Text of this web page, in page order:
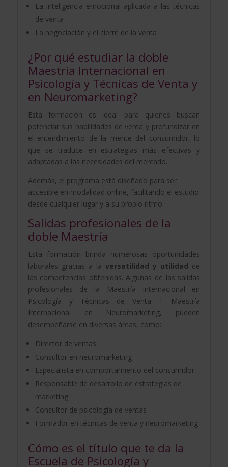
La inteligencia emocional aplicada a las técnicas
de venta
La negociación y el cierre de la venta
¿Por qué estudiar la doble
Maestría Internacional en
Psicología y Técnicas de Venta y
en Neuromarketing?
Esta formación es ideal para quienes buscan
potenciar sus habilidades de venta y profundizar en
el entendimiento de la mente del consumidor, lo
que se traduce en estrategias más efectivas y
adaptadas a las necesidades del mercado.
Además, el programa está diseñado para ser
accesible en modalidad online, facilitando el estudio
desde cualquier lugar y a su propio ritmo.
Salidas profesionales de la
doble Maestría
Esta formación brinda numerosas oportunidades
laborales gracias a laversatilidad y utilidad de
las competencias obtenidas. Algunas de las salidas
profesionales de la Maestría Internacional en
Psicología y Técnicas de Venta + Maestría
Internacional en Neuromarketing, pueden
desempeñarse en diversas áreas, como:
Director de ventas
Consultor en neuromarketing
Especialista en comportamiento del consumidor
Responsable de desarrollo de estrategias de
marketing
Consultor de psicología de ventas
Formador en técnicas de venta y neuromarketing
Cómo es el título que te da la
Escuela de Psicología y